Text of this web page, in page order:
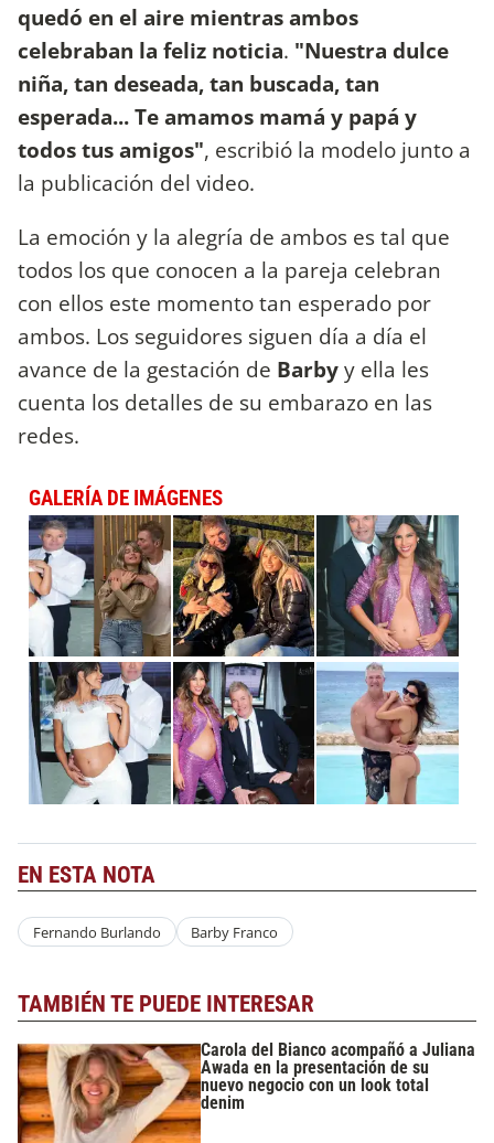
quedó en el aire mientras ambos
celebraban la feliz noticia. "Nuestra dulce
niña, tan deseada, tan buscada, tan
esperada... Te amamos mamá y papá y
todos tus amigos", escribió la modelo junto a
la publicación del video.
La emoción y la alegría de ambos es tal que
todos los que conocen a la pareja celebran
con ellos este momento tan esperado por
ambos. Los seguidores siguen día a día el
avance de la gestación de Barbyy ella les
cuenta los detalles de su embarazo en las
redes.
GALERÍA DE IMÁGENES
EN ESTA NOTA
Fernando Burlando Barby Franco
TAMBIÉN TE PUEDE INTERESAR
Carola del Bianco acompañó a Juliana
Awada en la presentación de su
nuevo negocio con un look total
denim